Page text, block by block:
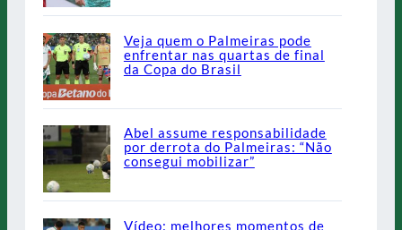
Veja quem o Palmeiras pode
enfrentar nas quartas de final
da Copa do Brasil
Abel assume responsabilidade
por derrota do Palmeiras: “Não
consegui mobilizar”
Vídeo: melhores momentos de